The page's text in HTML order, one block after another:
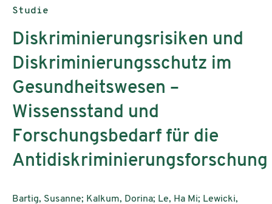
Publikationstyp:
Studie
Diskriminierungsrisiken und
Diskriminierungsschutz im
Gesundheitswesen –
Wissensstand und
Forschungsbedarf für die
Antidiskriminierungsforschung
AutorInnen:
Bartig, Susanne; Kalkum, Dorina; Le, Ha Mi; Lewicki,